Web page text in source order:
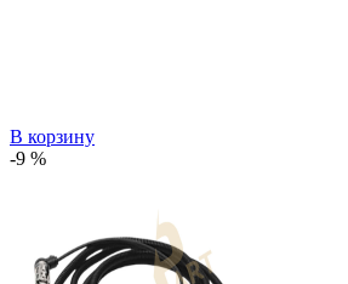
В корзину
-9 %